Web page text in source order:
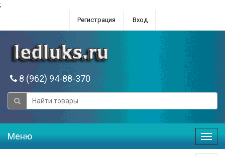
;
Регистрация
Вход
8 (962) 94-88-370
Меню
Меню